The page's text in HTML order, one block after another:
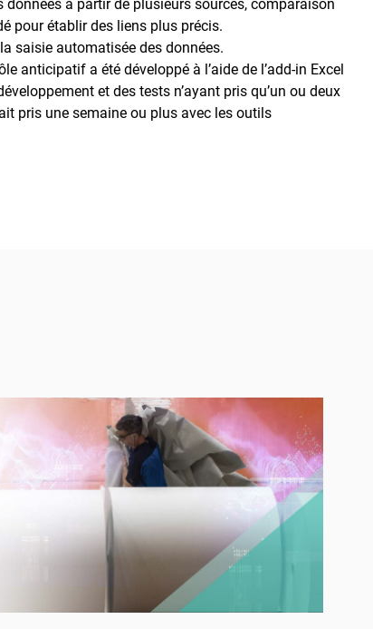
données à partir de plusieurs sources, comparaison
pour établir des liens plus précis.
saisie automatisée des données.
anticipatif a été développé à l’aide de l’add-in Excel
et des tests n’ayant pris qu’un ou deux
pris une semaine ou plus avec les outils